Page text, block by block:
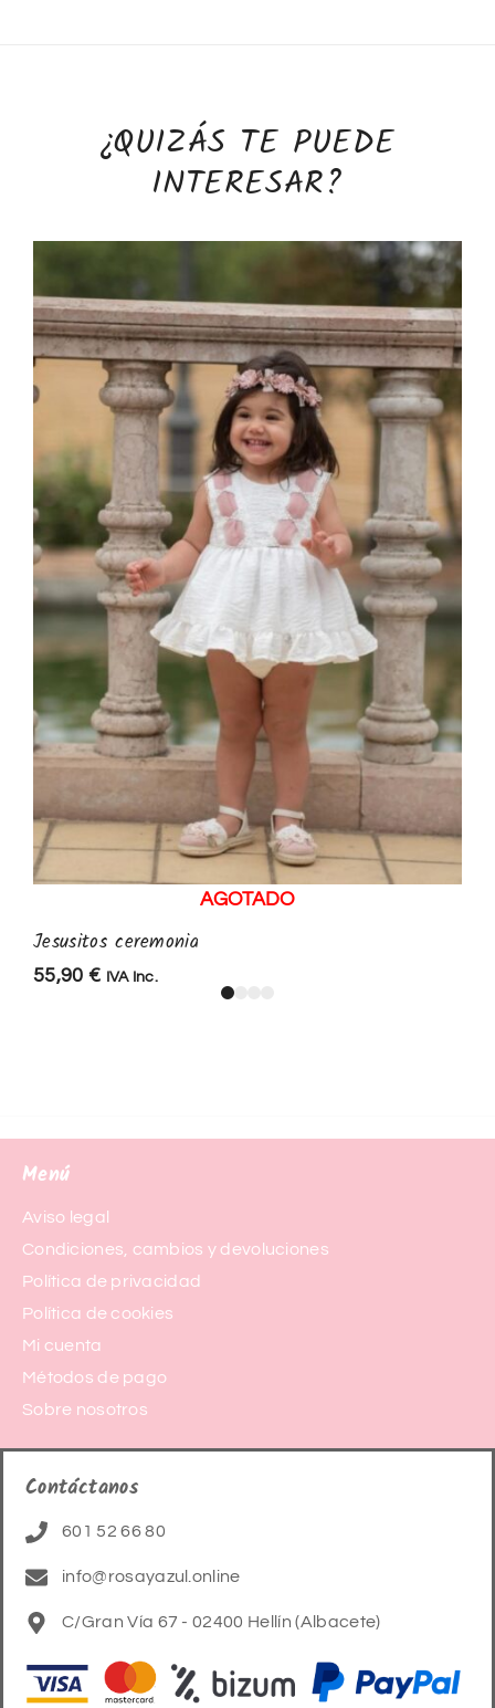
¿QUIZÁS TE PUEDE
INTERESAR?
AGOTADO
Jesusitos ceremonia
55,90 € IVA Inc.
Menú
Aviso legal
Condiciones, cambios y devoluciones
Política de privacidad
Política de cookies
Mi cuenta
Métodos de pago
Sobre nosotros
Contáctanos
601 52 66 80
info@rosayazul.online
C/Gran Vía 67 - 02400 Hellín (Albacete)